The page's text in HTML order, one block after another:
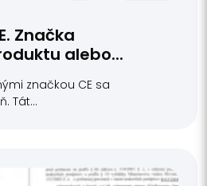
Značka
alebo...
značkou CE sa
Tát...